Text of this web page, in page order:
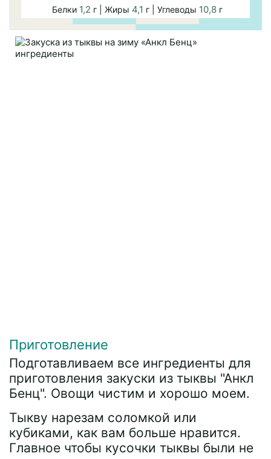
Белки 1,2 г | Жиры 4,1 г | Углеводы 10,8г
Приготовление
Подготавливаем все ингредиенты для
приготовления закуски из тыквы "Анкл
Бенц". Овощи чистим и хорошо моем.
Тыкву нарезам соломкой или
кубиками, как вам больше нравится.
Главное чтобы кусочки тыквы были не